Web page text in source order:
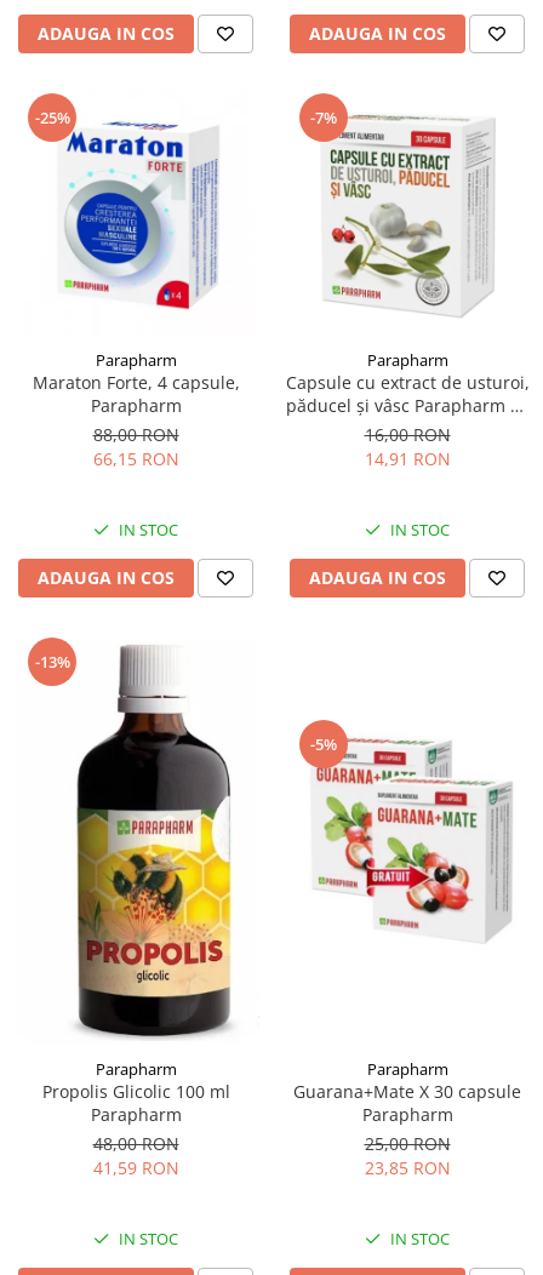
ADAUGA IN COS ADAUGA IN COS
-25%
Parapharm
Maraton Forte, 4 capsule,
Parapharm
88,00 RON
66,15 RON
IN STOC
ADAUGA IN COS
-7%
Parapharm
Capsule cu extract de usturoi,
păducel și vâsc Parapharm 30
capsule
16,00 RON
14,91 RON
IN STOC
ADAUGA IN COS
-13%
Parapharm
Propolis Glicolic 100 ml
Parapharm
48,00 RON
41,59 RON
IN STOC
-5%
Parapharm
Guarana+Mate X 30 capsule
Parapharm
25,00 RON
23,85 RON
IN STOC